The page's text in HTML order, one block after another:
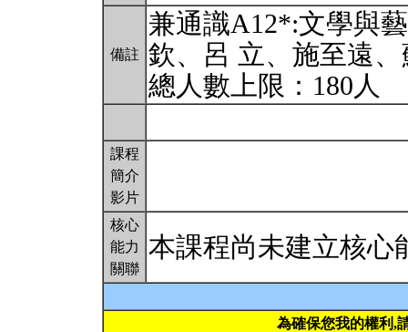
備註
兼通識A12*:文學與
欽、呂 立、施至遠
總人數上限：180人
課程
簡介
影片
核心
能力
關聯
本課程尚未建立核心
為確保您我的權利,